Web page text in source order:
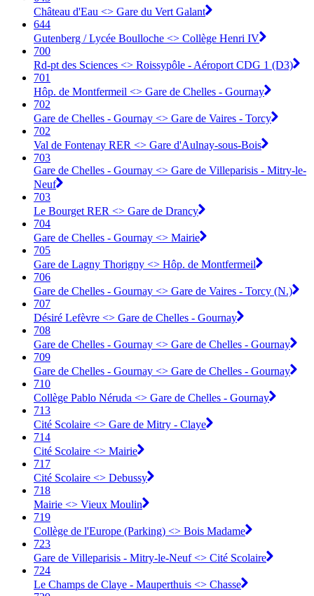
Château d'Eau <> Gare du Vert Galant
644
Gutenberg / Lycée Boulloche <> Collège Henri IV
700
Rd-pt des Sciences <> Roissypôle - Aéroport CDG 1 (D3)
701
Hôp. de Montfermeil <> Gare de Chelles - Gournay
702
Gare de Chelles - Gournay <> Gare de Vaires - Torcy
702
Val de Fontenay RER <> Gare d'Aulnay-sous-Bois
703
Gare de Chelles - Gournay <> Gare de Villeparisis - Mitry-le-
Neuf
703
Le Bourget RER <> Gare de Drancy
704
Gare de Chelles - Gournay <> Mairie
705
Gare de Lagny Thorigny <> Hôp. de Montfermeil
706
Gare de Chelles - Gournay <> Gare de Vaires - Torcy (N.)
707
Désiré Lefèvre <> Gare de Chelles - Gournay
708
Gare de Chelles - Gournay <> Gare de Chelles - Gournay
709
Gare de Chelles - Gournay <> Gare de Chelles - Gournay
710
Collège Pablo Néruda <> Gare de Chelles - Gournay
713
Cité Scolaire <> Gare de Mitry - Claye
714
Cité Scolaire <> Mairie
717
Cité Scolaire <> Debussy
718
Mairie <> Vieux Moulin
719
Collège de l'Europe (Parking) <> Bois Madame
723
Gare de Villeparisis - Mitry-le-Neuf <> Cité Scolaire
724
Le Champs de Claye - Mauperthuis <> Chasse